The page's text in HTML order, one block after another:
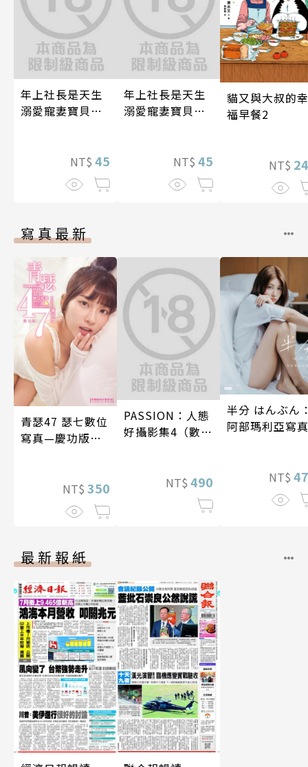
年上社長是天生
溺愛寵妻寶貝獸
就不會再孤單!?
NT$ 45
年上社長是天生
溺愛寵妻寶貝獸
就不會再孤單!?
NT$ 45
貓又與大叔的幸
福早餐2
NT$
寫真最新
青瑟47 瑟七數位
寫真—慶功版
NT$ 350
PASSION：人態
好攝影集4（數位
NT$ 490
半分 はんぶん
阿部瑪利亞寫真
NT$
最新報紙